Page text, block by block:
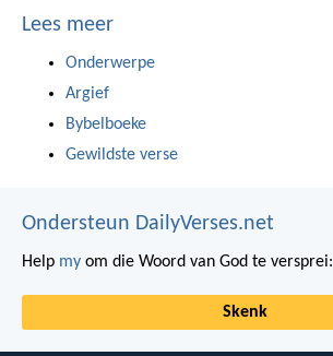
Lees meer
Onderwerpe
Argief
Bybelboeke
Gewildste verse
Ondersteun DailyVerses.net
Help my om die Woord van God te versprei:
Skenk